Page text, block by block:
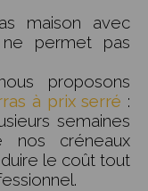
maison avec
ne permet pas
proposons
à prix serré :
semaines
créneaux
le coût tout